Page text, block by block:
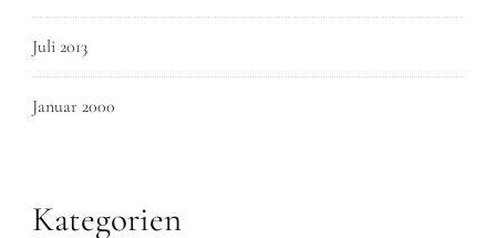
Juli 2013
Januar 2000
Kategorien